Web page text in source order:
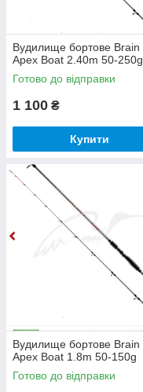
Вудилище бортове Brain
Apex Boat 2.40m 50-250g
Готово до відправки
1 100 ₴
Купити
Вудилище бортове Brain
Apex Boat 1.8m 50-150g
Готово до відправки